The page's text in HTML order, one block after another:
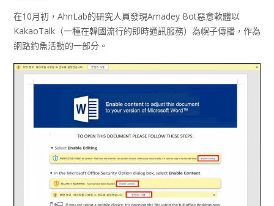
在10月初，AhnLab的研究人員發現Amadey Bot惡意軟體以
KakaoTalk（一種在韓國流行的即時通訊服務）為幌子傳播，作為
網路釣魚活動的一部分。